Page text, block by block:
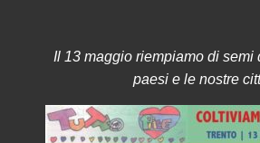
Il 13 maggio riempiamo di semi
paesi e le nostre